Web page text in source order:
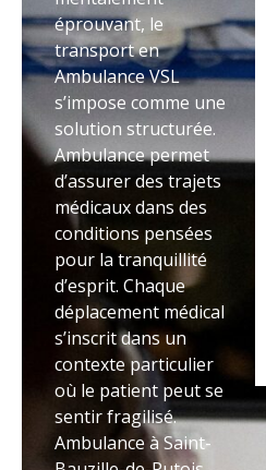
éprouvant, le
transport en
Ambulance VSL
s’impose comme une
solution structurée.
Ambulance permet
d’assurer des trajets
médicaux dans des
conditions pensées
pour la tranquillité
d’esprit. Chaque
déplacement médical
s’inscrit dans un
contexte particulier
où le patient peut se
sentir fragilisé.
Ambulance à Saint-